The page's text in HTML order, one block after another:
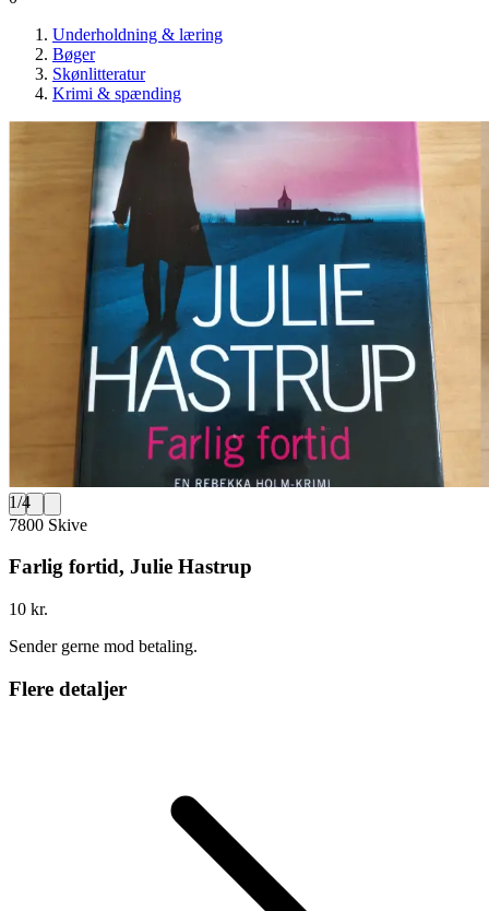
Underholdning & læring
Bøger
Skønlitteratur
Krimi & spænding
1/4
7800 Skive
Farlig fortid, Julie Hastrup
10 kr.
Sender gerne mod betaling.
Flere detaljer